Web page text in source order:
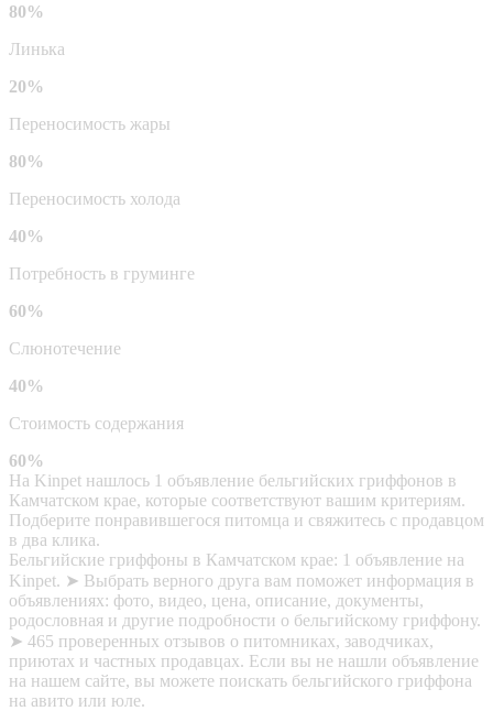
80%
Линька
20%
Переносимость жары
80%
Переносимость холода
40%
Потребность в груминге
60%
Слюнотечение
40%
Стоимость содержания
60%
На Kinpet нашлось 1 объявление бельгийских гриффонов в
Камчатском крае, которые соответствуют вашим критериям.
Подберите понравившегося питомца и свяжитесь с продавцом
в два клика.
Бельгийские гриффоны в Камчатском крае: 1 объявление на
Kinpet. ➤ Выбрать верного друга вам поможет информация в
объявлениях: фото, видео, цена, описание, документы,
родословная и другие подробности о бельгийскому гриффону.
➤ 465 проверенных отзывов о питомниках, заводчиках,
приютах и частных продавцах. Если вы не нашли объявление
на нашем сайте, вы можете поискать бельгийского гриффона
на авито или юле.